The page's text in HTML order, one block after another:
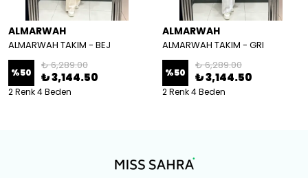
ALMARWAH
ALMARWAH TAKIM - BEJ
%50
₺ 6,289.00
₺ 3,144.50
2 Renk 4 Beden
ALMARWAH
ALMARWAH TAKIM - GRI
%50
₺ 6,289.00
₺ 3,144.50
2 Renk 4 Beden